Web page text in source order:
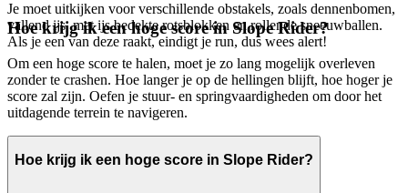
Je moet uitkijken voor verschillende obstakels, zoals dennenbomen,
vallend ijs, met ijs bedekte rotsblokken en rollende sneeuwballen.
Als je een van deze raakt, eindigt je run, dus wees alert!
Hoe krijg ik een hoge score in Slope Rider?
Om een hoge score te halen, moet je zo lang mogelijk overleven
zonder te crashen. Hoe langer je op de hellingen blijft, hoe hoger je
score zal zijn. Oefen je stuur- en springvaardigheden om door het
uitdagende terrein te navigeren.
Hoe krijg ik een hoge score in Slope Rider?